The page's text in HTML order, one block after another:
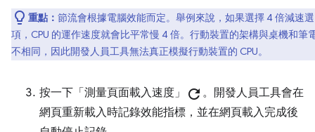
重點： 節流會根據電腦效能而定。舉例來說，如果選擇 4 倍減速選
項，CPU 的運作速度就會比平常慢 4 倍。行動裝置的架構與桌機和筆
不相同，因此開發人員工具無法真正模擬行動裝置的 CPU。
按一下「測量頁面載入速度」 refresh 。開發人員工具會在
網頁重新載入時記錄效能指標，並在網頁載入完成後